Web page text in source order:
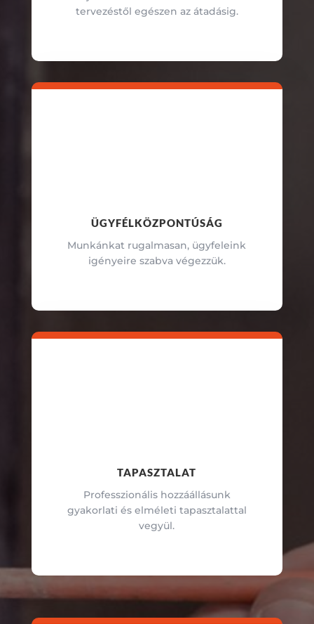
tervezéstől egészen az átadásig.
ÜGYFÉLKÖZPONTÚSÁG
Munkánkat rugalmasan, ügyfeleink
igényeire szabva végezzük.
TAPASZTALAT
Professzionális hozzáállásunk
gyakorlati és elméleti tapasztalattal
vegyül.